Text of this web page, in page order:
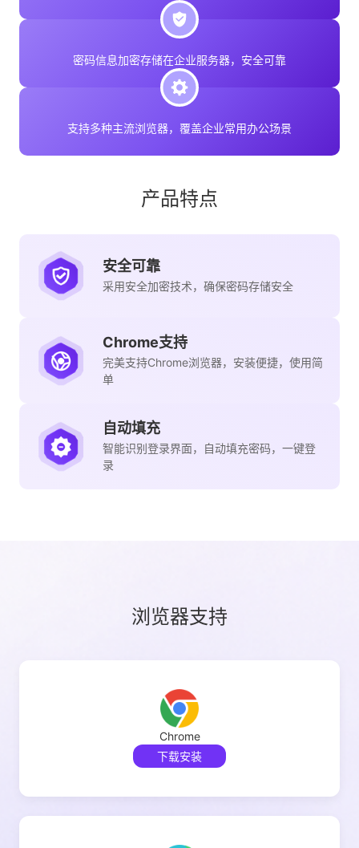
密码信息加密存储在企业服务器，安全可靠
支持多种主流浏览器，覆盖企业常用办公场景
产品特点
安全可靠
采用安全加密技术，确保密码存储安全
Chrome支持
完美支持Chrome浏览器，安装便捷，使用简
单
自动填充
智能识别登录界面，自动填充密码，一键登
录
浏览器支持
Chrome
下载安装